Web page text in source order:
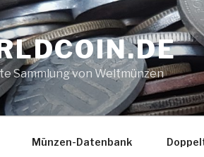
Sammlung von Weltmünzen
Münzen-Datenbank